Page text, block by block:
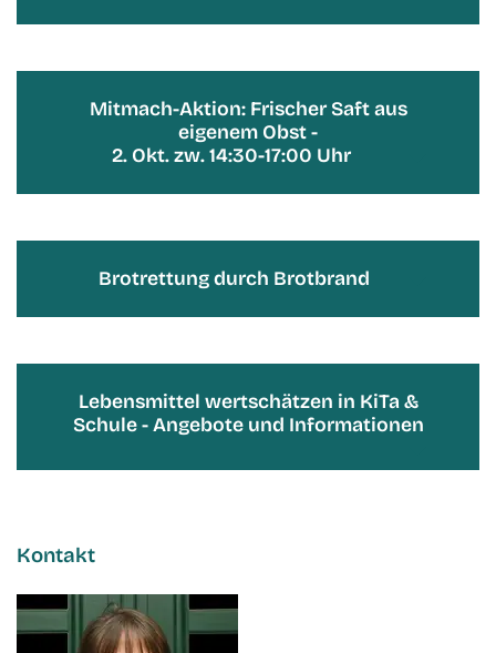
Mitmach-Aktion: Frischer Saft aus
eigenem Obst -
2. Okt. zw. 14:30-17:00 Uhr
Brotrettung durch Brotbrand
Lebensmittel wertschätzen in KiTa &
Schule - Angebote und Informationen
Kontakt